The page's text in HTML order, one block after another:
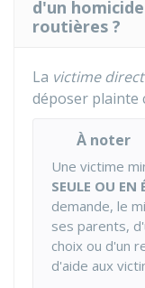
d'un
routières ?
La victime
déposer plainte
À noter
Une victime
SEULE OU EN
demande, le
ses parents,
choix ou d'un
d'aide aux